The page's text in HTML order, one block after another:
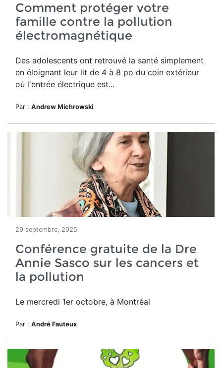
Comment protéger votre
famille contre la pollution
électromagnétique
Des adolescents ont retrouvé la santé simplement
en éloignant leur lit de 4 à 8 po du coin extérieur
où l'entrée électrique est...
Par : Andrew Michrowski
29 septembre, 2025
Conférence gratuite de la Dre
Annie Sasco sur les cancers et
la pollution
Le mercredi 1er octobre, à Montréal
Par : André Fauteux